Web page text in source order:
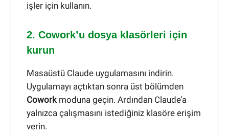
işler için kullanın.
2. Cowork’u dosya klasörleri için
kurun
Masaüstü Claude uygulamasını indirin.
Uygulamayı açtıktan sonra üst bölümden
Coworkmoduna geçin. Ardından Claude’a
yalnızca çalışmasını istediğiniz klasöre erişim
verin.